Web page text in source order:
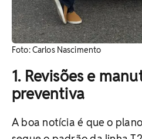
Foto: Carlos Nascimento
1. Revisões e
preventiva
A boa notícia é que o